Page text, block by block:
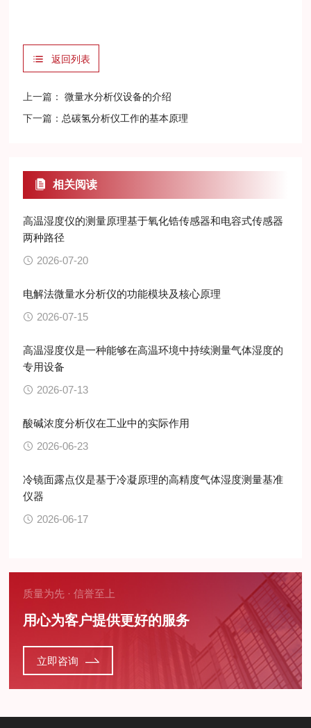
返回列表
上一篇：
微量水分析仪设备的介绍
下一篇： 总碳氢分析仪工作的基本原理
相关阅读
高温湿度仪的测量原理基于氧化锆传感器和电容式传感器
两种路径
2026-07-20
电解法微量水分析仪的功能模块及核心原理
2026-07-15
高温湿度仪是一种能够在高温环境中持续测量气体湿度的
专用设备
2026-07-13
酸碱浓度分析仪在工业中的实际作用
2026-06-23
冷镜面露点仪是基于冷凝原理的高精度气体湿度测量基准
仪器
2026-06-17
质量为先 · 信誉至上
用心为客户提供更好的服务
立即咨询